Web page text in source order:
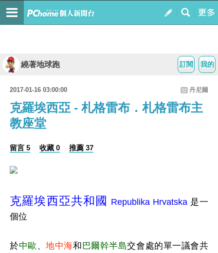
我的
訂閱
繞著地球跑
2017-01-16 03:00:00 丹尼爾
克羅埃西亞 - 札格雷布．札格雷布主
教座堂
留言 5 收藏 0 推薦 37
克羅埃西亞共和國 Republika Hrvatska是一
個位
於中歐 、地中海和 巴爾幹半島交會處的單一議會共